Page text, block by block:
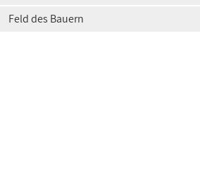
Feld des Bauern